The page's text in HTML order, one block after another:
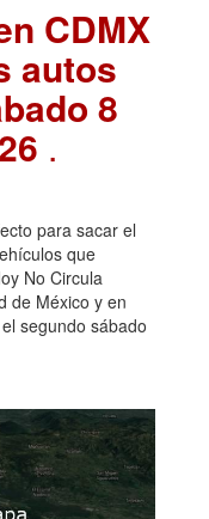
CDMX
autos
8
.
para sacar el
que
No Circula
de México y en
segundo sábado